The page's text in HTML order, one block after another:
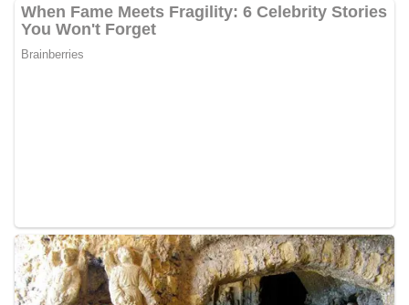
penghormatan kita bersama terhadap
perjuangan para pahlawan yang telah merebut
kemerdekaan,” ujar Aiptu Muliyadi Suraukur saat
keamanan dan ketertiban masyarakat
(Kamtibmas) di lingkungan tempat tinggal warga.
Melalui interaksi langsung tersebut,
Bhabinkamtibmas dapat menghimpun informasi